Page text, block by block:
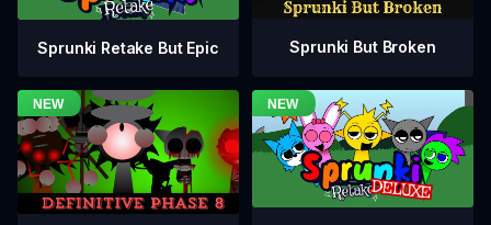
Sprunki Retake But Epic Sprunki But Broken